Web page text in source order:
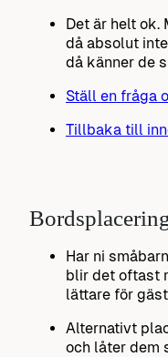
Det är helt ok.
då absolut
då känner de
Ställ en fråga
Tillbaka till
Har ni
blir det oftast
lättare för
Alternativt
och låter dem